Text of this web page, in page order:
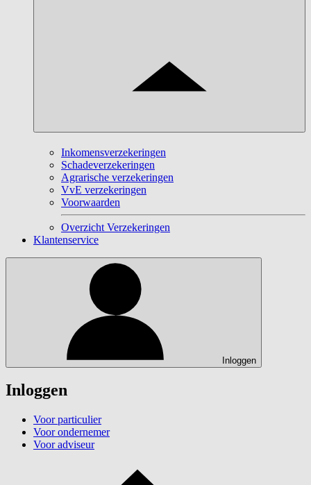
Inkomensverzekeringen
Schadeverzekeringen
Agrarische verzekeringen
VvE verzekeringen
Voorwaarden
Overzicht Verzekeringen
Klantenservice
Inloggen
Inloggen
Voor particulier
Voor ondernemer
Voor adviseur